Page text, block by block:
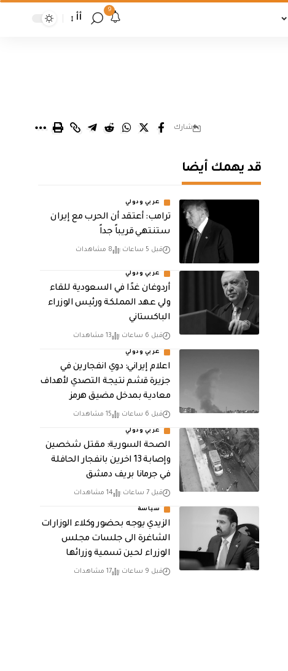
9
أأ
شارك
قد يهمك أيضا
عربي ودولي
‏ترامب: أعتقد أن الحرب مع إيران
ستنتهي قريباً جداً
قبل 5 ساعات 8 مشاهدات
عربي ودولي
أردوغان غدًا في السعودية للقاء
ولي عهد المملكة ورئيس الوزراء
الباكستاني
قبل 6 ساعات 13 مشاهدات
عربي ودولي
اعلام إيراني: دوي انفجارين في
جزيرة قشم نتيجة التصدي لأهداف
معادية بمدخل مضيق هرمز
قبل 6 ساعات 15 مشاهدات
عربي ودولي
الصحة السورية: مقتل شخصين
وإصابة 13 اخرين بانفجار الحافلة
في جرمانا بريف دمشق
قبل 7 ساعات 14 مشاهدات
سياسة
الزيدي يوجه بحضور وكلاء الوزارات
الشاغرة الى جلسات مجلس
الوزراء لحين تسمية وزرائها
قبل 9 ساعات 17 مشاهدات